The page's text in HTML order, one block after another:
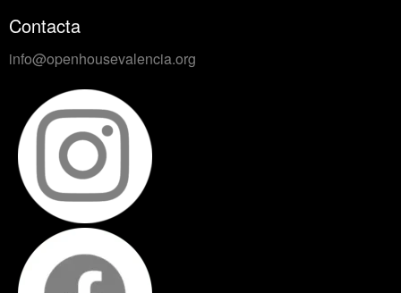
Contacta
info@openhousevalencia.org